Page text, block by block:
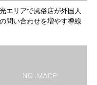
エリアで風俗店が外国人
問い合わせを増やす導線